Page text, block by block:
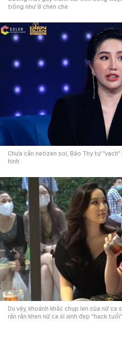
trông như 8 chén chè
Chưa cần netizen soi, Bảo Thy tự
hình
Dù vậy, khoảnh khắc chụp lén của nữ
rần rần khen nữ ca sĩ xinh đẹp "hack tuổi"